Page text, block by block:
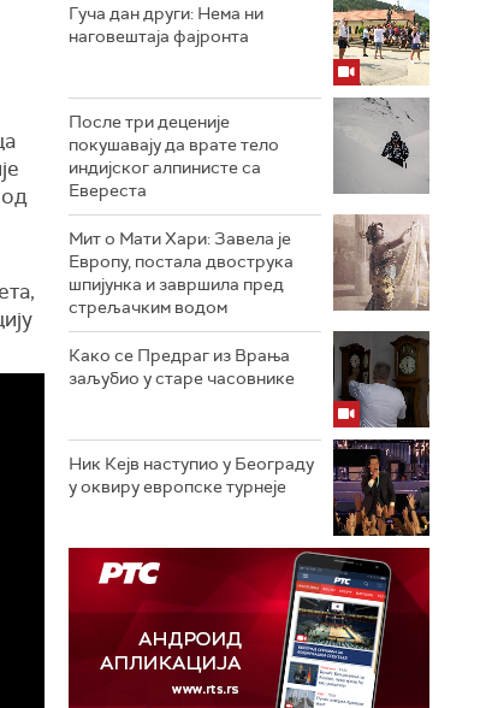
Гуча дан други: Нема ни
наговештаја фајронта
После три деценије
покушавају да врате тело
индијског алпинисте са
Евереста
Мит о Мати Хари: Завела је
Европу, постала двострука
шпијунка и завршила пред
стрељачким водом
Како се Предраг из Врања
заљубио у старе часовнике
Ник Кејв наступио у Београду
у оквиру европске турнеје